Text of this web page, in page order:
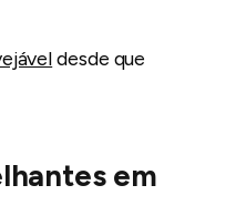
desde que
em